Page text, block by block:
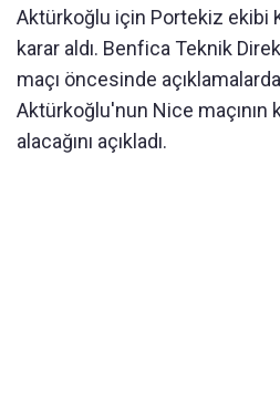
Aktürkoğlu için Portekiz ekibi
karar aldı. Benfica Teknik
maçı öncesinde
Aktürkoğlu'nun Nice maçının
alacağını açıkladı.